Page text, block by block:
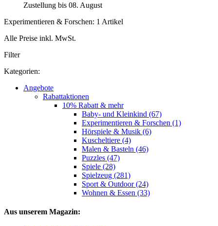
Zustellung bis 08. August
Experimentieren & Forschen: 1 Artikel
Alle Preise inkl. MwSt.
Filter
Kategorien:
Angebote
Rabattaktionen
10% Rabatt & mehr
Baby- und Kleinkind (67)
Experimentieren & Forschen (1)
Hörspiele & Musik (6)
Kuscheltiere (4)
Malen & Basteln (46)
Puzzles (47)
Spiele (28)
Spielzeug (281)
Sport & Outdoor (24)
Wohnen & Essen (33)
Aus unserem Magazin: